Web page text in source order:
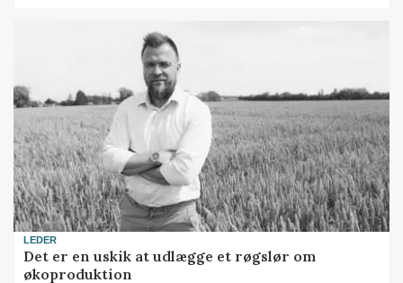
LEDER
Det er en uskik at udlægge et røgslør om
økoproduktion